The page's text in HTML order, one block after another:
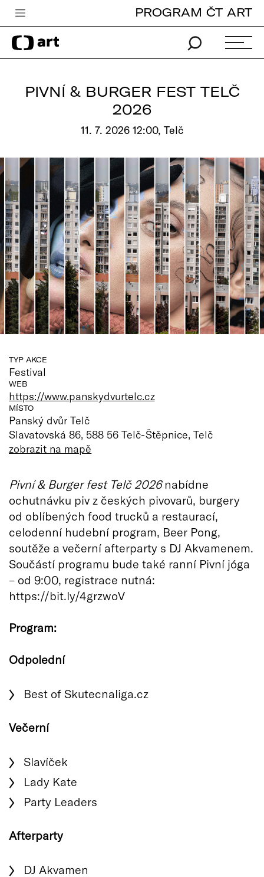
Česká televize
Zpravodajství
Vše o ČT
PROGRAM ČT ART
PIVNÍ & BURGER FEST TELČ
2026
11. 7. 2026 12:00, Telč
TYP AKCE
Festival
WEB
https://www.panskydvurtelc.cz
MÍSTO
Panský dvůr Telč
Slavatovská 86, 588 56 Telč-Štěpnice, Telč
zobrazit na mapě
Pivní & Burger fest Telč 2026nabídne
ochutnávku piv z českých pivovarů, burgery
od oblíbených food trucků a restaurací,
celodenní hudební program, Beer Pong,
soutěže a večerní afterparty s DJ Akvamenem.
Součástí programu bude také ranní Pivní jóga
– od 9:00, registrace nutná:
https://bit.ly/4grzwoV
Program:
Odpolední
Best of Skutecnaliga.cz
Večerní
Slavíček
Lady Kate
Party Leaders
Afterparty
DJ Akvamen